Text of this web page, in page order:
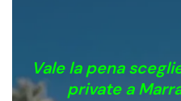
Vale la pena
private a